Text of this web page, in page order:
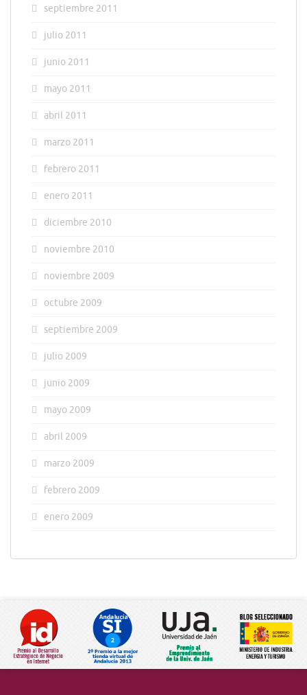
septiembre 2011
julio 2011
junio 2011
mayo 2011
abril 2011
marzo 2011
febrero 2011
enero 2011
diciembre 2010
noviembre 2010
noviembre 2009
octubre 2009
septiembre 2009
julio 2009
junio 2009
mayo 2009
abril 2009
marzo 2009
febrero 2009
enero 2009